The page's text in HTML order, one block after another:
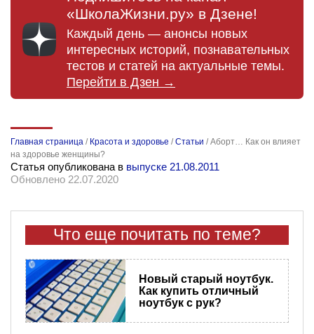
«ШколаЖизни.ру» в Дзене!
Каждый день — анонсы новых
интересных историй, познавательных
тестов и статей на актуальные темы.
Перейти в Дзен →
Главная страница / Красота и здоровье /Статьи /Аборт… Как он влияет
на здоровье женщины?
Статья опубликована в выпуске 21.08.2011
Обновлено 22.07.2020
Что еще почитать по теме?
Новый старый ноутбук.
Как купить отличный
ноутбук с рук?